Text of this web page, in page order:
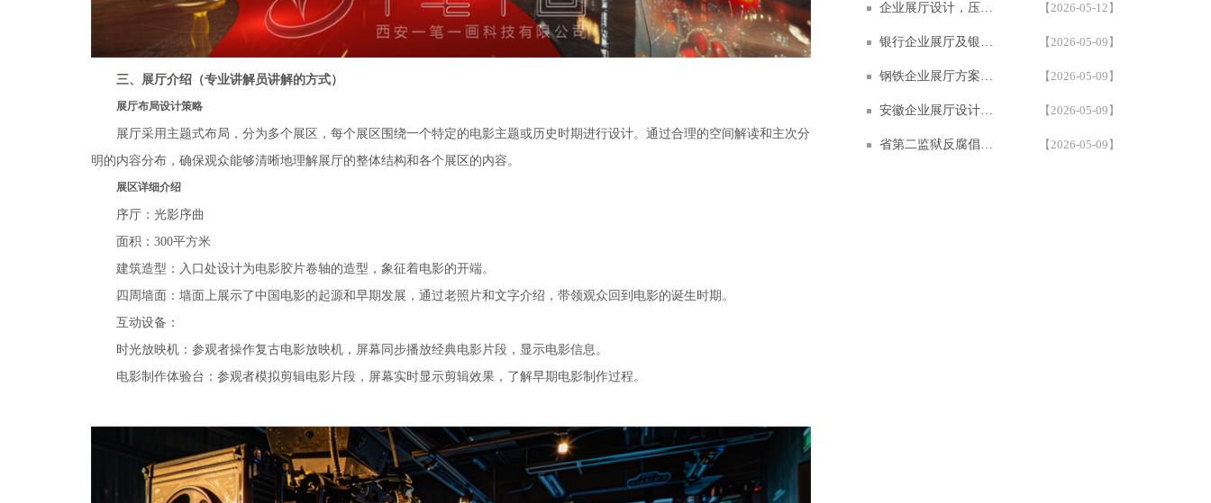
三、展厅介绍（专业讲解员讲解的方式）
展厅布局设计策略
展厅采用主题式布局，分为多个展区，每个展区围绕一个特定的电影主题或历史时期进行设计。通过合理的空间解读和主次分
明的内容分布，确保观众能够清晰地理解展厅的整体结构和各个展区的内容。
展区详细介绍
序厅：光影序曲
面积：300平方米
建筑造型：入口处设计为电影胶片卷轴的造型，象征着电影的开端。
四周墙面：墙面上展示了中国电影的起源和早期发展，通过老照片和文字介绍，带领观众回到电影的诞生时期。
互动设备：
时光放映机：参观者操作复古电影放映机，屏幕同步播放经典电影片段，显示电影信息。
电影制作体验台：参观者模拟剪辑电影片段，屏幕实时显示剪辑效果，了解早期电影制作过程。
企业展厅设计，压缩空气储能展厅设计方案 | 全国首个盐穴储能主题科技展厅 【2026-05-12】
银行企业展厅及银行行史教育馆方案策划-金融展厅设计施工公司西安一笔一画科技 【2026-05-09】
钢铁企业展厅方案，集团本部基地展厅多媒体展陈方案 | 世界500强企业展厅设计案例 【2026-05-09】
安徽企业展厅设计方案—沉浸式智能家居企业展厅建设公司西安一笔一画科技 【2026-05-09】
省第二监狱反腐倡廉警示教育基地 | 沉浸式多媒体互动廉政教育展厅设计施工 | 西安一笔一画 【2026-05-09】